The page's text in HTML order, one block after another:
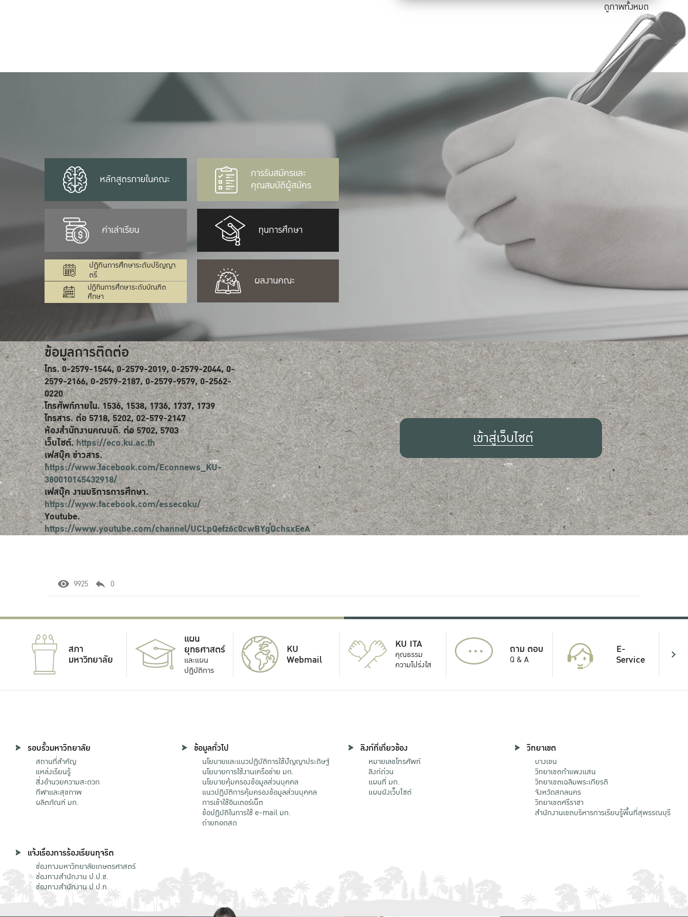
ดูภาพทั้งหมด
หลักสูตรภายในคณะ
ค่าเล่าเรียน
ปฏิทินการศึกษาระดับปริญญา
ตรี
ปฏิทินการศึกษาระดับบัณฑิต
ศึกษา
การรับสมัครและ
คุณสมบัติผู้สมัคร
ทุนการศึกษา
ผลงานคณะ
ข้อมูลการติดต่อ
โทร. 0-2579-1544, 0-2579-2019, 0-2579-2044, 0-
2579-2166, 0-2579-2187, 0-2579-9579, 0-2562-
0220
โทรศัพท์ภายใน. 1536, 1538, 1736, 1737, 1739
โทรสาร. ต่อ 5718, 5202, 02-579-2147
ห้องสำนักงานคณบดี. ต่อ 5702, 5703
เว็บไซต์.https://eco.ku.ac.th
เฟสบุ๊ค ข่าวสาร.
https://www.facebook.com/Econnews_KU-
380010145432918/
เฟสบุ๊ค งานบริการการศึกษา.
https://www.facebook.com/essecoku/
Youtube.
https://www.youtube.com/channel/UCLpQefz6c0cwBYgQchsxEeA
เข้าสู่เว็บไซต์
9925 0
สภา
มหาวิทยาลัย
แผน
ยุทธศาสตร์
และแผน
ปฏิบัติการ
KU
Webmail
KU ITA
คุณธรรม
ความโปร่งใส
... ถาม ตอบ
Q & A
E-
Service
รอบรั้วมหาวิทยาลัย
สถานที่สำคัญ
แหล่งเรียนรู้
สิ่งอำนวยความสะดวก
กีฬาและสุขภาพ
ผลิตภัณฑ์ มก.
ข้อมูลทั่วไป
นโยบายและแนวปฏิบัติการใช้ปัญญาประดิษฐ์
นโยบายการใช้งานเครือข่าย มก.
นโยบายคุ้มครองข้อมูลส่วนบุคคล
แนวปฏิบัติการคุ้มครองข้อมูลส่วนบุคคล
การเข้าใช้อินเตอร์เน็ต
ข้อปฏิบัติในการใช้ e-mail มก.
ถ่ายทอดสด
ลิงก์ที่เกี่ยวข้อง
หมายเลขโทรศัพท์
ลิงก์ด่วน
แผนที่ มก.
แผนผังเว็บไซต์
วิทยาเขต
บางเขน
วิทยาเขตกําแพงแสน
วิทยาเขตเฉลิมพระเกียรติ
จังหวัดสกลนคร
วิทยาเขตศรีราชา
สำนักงานเขตบริหารการเรียนรู้พื้นที่สุพรรณบุรี
แจ้งเรื่องการร้องเรียนทุจริต
ช่องทางมหาวิทยาลัยเกษตรศาสตร์
ช่องทางสำนักงาน ป.ป.ช.
ช่องทางสำนักงาน ป.ป.ท.